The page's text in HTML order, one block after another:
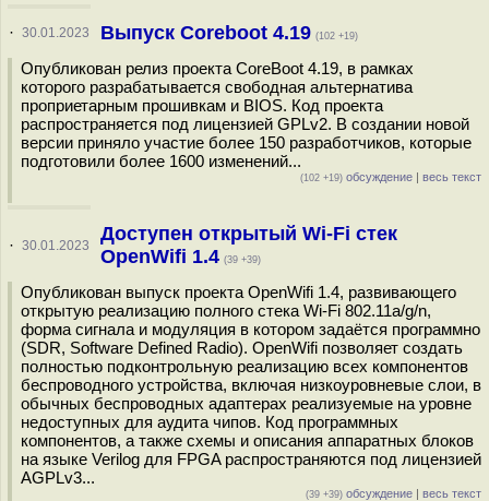
· 30.01.2023 Выпуск Coreboot 4.19 (102 +19)
Опубликован релиз проекта CoreBoot 4.19, в рамках
которого разрабатывается свободная альтернатива
проприетарным прошивкам и BIOS. Код проекта
распространяется под лицензией GPLv2. В создании новой
версии приняло участие более 150 разработчиков, которые
подготовили более 1600 изменений...
(102 +19) обсуждение | весь текст
· 30.01.2023
Доступен открытый Wi-Fi стек
OpenWifi 1.4 (39 +39)
Опубликован выпуск проекта OpenWifi 1.4, развивающего
открытую реализацию полного стека Wi-Fi 802.11a/g/n,
форма сигнала и модуляция в котором задаётся программно
(SDR, Software Defined Radio). OpenWifi позволяет создать
полностью подконтрольную реализацию всех компонентов
беспроводного устройства, включая низкоуровневые слои, в
обычных беспроводных адаптерах реализуемые на уровне
недоступных для аудита чипов. Код программных
компонентов, а также схемы и описания аппаратных блоков
на языке Verilog для FPGA распространяются под лицензией
AGPLv3...
(39 +39) обсуждение | весь текст